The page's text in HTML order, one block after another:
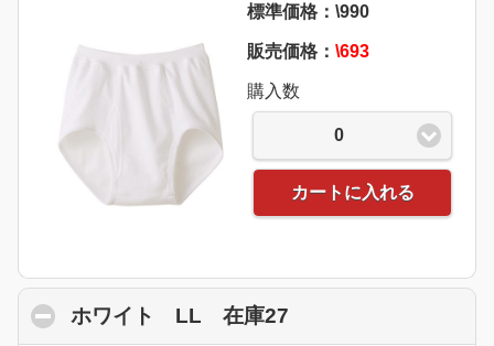
標準価格：\990
販売価格： \693
購入数
0
カートに入れる
ホワイト LL 在庫27